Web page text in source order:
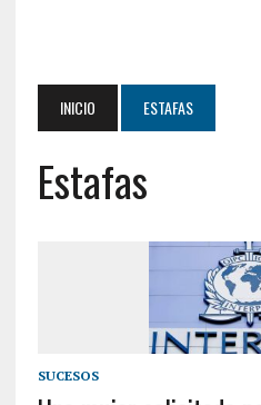
INICIO ESTAFAS
Estafas
SUCESOS